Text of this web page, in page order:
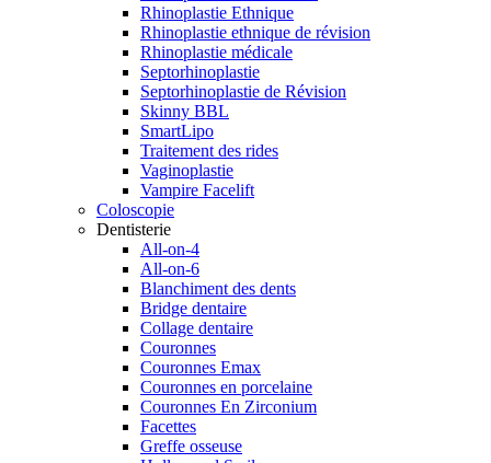
Rhinoplastie Ethnique
Rhinoplastie ethnique de révision
Rhinoplastie médicale
Septorhinoplastie
Septorhinoplastie de Révision
Skinny BBL
SmartLipo
Traitement des rides
Vaginoplastie
Vampire Facelift
Coloscopie
Dentisterie
All-on-4
All-on-6
Blanchiment des dents
Bridge dentaire
Collage dentaire
Couronnes
Couronnes Emax
Couronnes en porcelaine
Couronnes En Zirconium
Facettes
Greffe osseuse